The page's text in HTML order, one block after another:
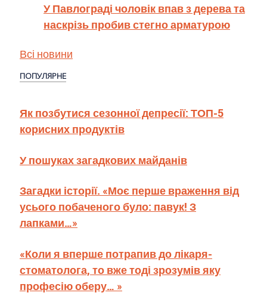
У Павлограді чоловік впав з дерева та
наскрізь пробив стегно арматурою
Всі новини
ПОПУЛЯРНЕ
Як позбутися сезонної депресії: ТОП-5
корисних продуктів
У пошуках загадкових майданів
Загадки історії. «Моє перше враження від
усього побаченого було: павук! З
лапками…»
«Коли я вперше потрапив до лікаря-
стоматолога, то вже тоді зрозумів яку
професію оберу… »